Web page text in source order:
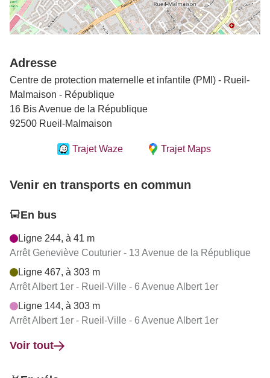
Adresse
Centre de protection maternelle et infantile (PMI) - Rueil-
Malmaison - République
16 Bis Avenue de la République
92500 Rueil-Malmaison
Trajet Waze Trajet Maps
Venir en transports en commun
En bus
Ligne 244, à 41 m
Arrêt Geneviève Couturier - 13 Avenue de la République
Ligne 467, à 303 m
Arrêt Albert 1er - Rueil-Ville - 6 Avenue Albert 1er
Ligne 144, à 303 m
Arrêt Albert 1er - Rueil-Ville - 6 Avenue Albert 1er
Voir tout